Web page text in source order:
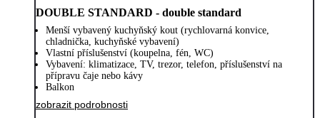
DOUBLE STANDARD - double standard
Menší vybavený kuchyňský kout (rychlovarná konvice,
chladnička, kuchyňské vybavení)
Vlastní příslušenství (koupelna, fén, WC)
Vybavení: klimatizace, TV, trezor, telefon, příslušenství na
přípravu čaje nebo kávy
Balkon
zobrazit podrobnosti